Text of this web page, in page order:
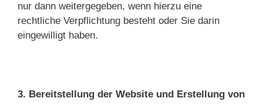
nur dann weitergegeben, wenn hierzu eine
rechtliche Verpflichtung besteht oder Sie darin
eingewilligt haben.
3. Bereitstellung der Website und Erstellung von